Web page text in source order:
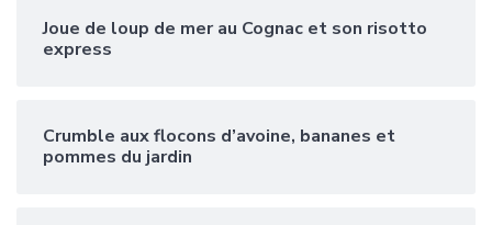
Joue de loup de mer au Cognac et son risotto
express
Crumble aux flocons d’avoine, bananes et
pommes du jardin